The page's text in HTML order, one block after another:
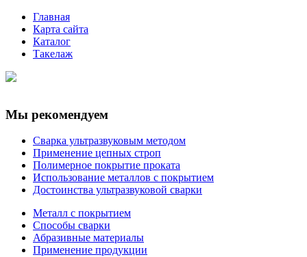
Главная
Карта сайта
Каталог
Такелаж
Мы рекомендуем
Сварка ультразвуковым методом
Применение цепных строп
Полимерное покрытие проката
Использование металлов с покрытием
Достоинства ультразвуковой сварки
Металл с покрытием
Способы сварки
Абразивные материалы
Применение продукции